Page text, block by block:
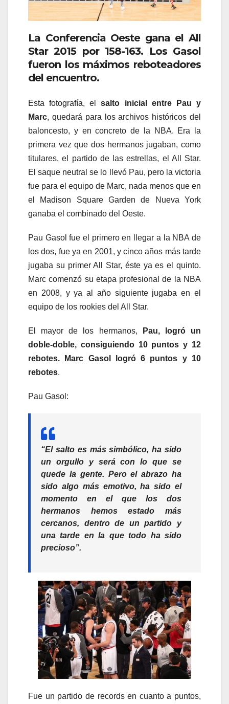
La Conferencia Oeste gana el All
Star 2015 por 158-163. Los Gasol
fueron los máximos reboteadores
del encuentro.
Esta fotografía, elsalto inicial entre Pau y
Marc, quedará para los archivos históricos del
baloncesto, y en concreto de la NBA. Era la
primera vez que dos hermanos jugaban, como
titulares, el partido de las estrellas, el All Star.
El saque neutral se lo llevó Pau, pero la victoria
fue para el equipo de Marc, nada menos que en
el Madison Square Garden de Nueva York
ganaba el combinado del Oeste.
Pau Gasol fue el primero en llegar a la NBA de
los dos, fue ya en 2001, y cinco años más tarde
jugaba su primer All Star, éste ya es el quinto.
Marc comenzó su etapa profesional de la NBA
en 2008, y ya al año siguiente jugaba en el
equipo de los rookies del All Star.
El mayor de los hermanos,
Pau, logró un
doble-doble, consiguiendo 10 puntos y 12
rebotes. Marc Gasol logró 6 puntos y 10
rebotes.
Pau Gasol:
“El salto es más simbólico, ha sido
un orgullo y será con lo que se
quede la gente. Pero el abrazo ha
sido algo más emotivo, ha sido el
momento en el que los dos
hermanos hemos estado más
cercanos, dentro de un partido y
una tarde en la que todo ha sido
precioso”.
Fue un partido de records en cuanto a puntos,